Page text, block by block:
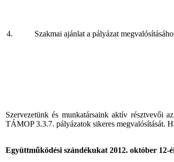
4. Szakmai ajánlat a pályázat
Szervezetünk és munkatársaink aktív résztvevői
TÁMOP 3.3.7. pályázatok sikeres megvalósítását.
Együttműködési szándékukat 2012. október 12-